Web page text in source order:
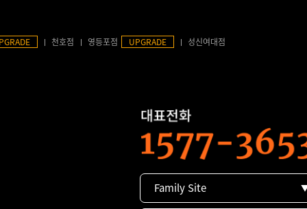
천호점 영등포점 UPGRADE 성신여대점
Family Site